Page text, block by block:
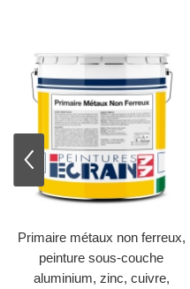
Primaire métaux non ferreux,
peinture sous-couche
aluminium, zinc, cuivre,
⇦